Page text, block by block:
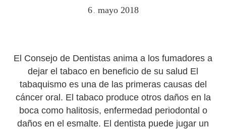
6 . mayo 2018
El Consejo de Dentistas anima a los fumadores a
dejar el tabaco en beneficio de su salud El
tabaquismo es una de las primeras causas del
cáncer oral. El tabaco produce otros daños en la
boca como halitosis, enfermedad periodontal o
daños en el esmalte. El dentista puede jugar un